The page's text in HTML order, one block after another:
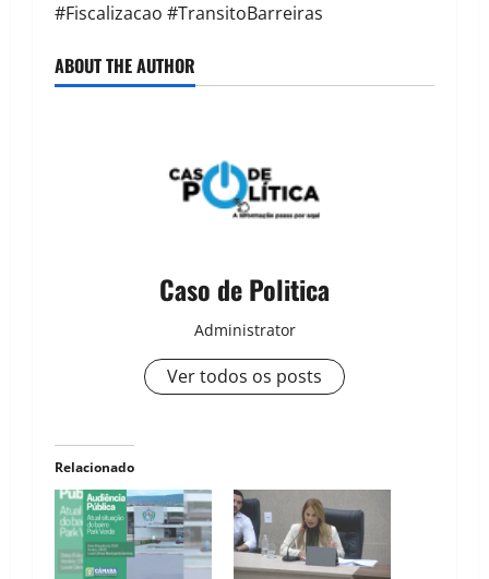
#Fiscalizacao #TransitoBarreiras
ABOUT THE AUTHOR
Caso de Politica
Administrator
Ver todos os posts
Relacionado